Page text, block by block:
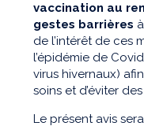
vaccination au
gestes barrières
de l’intérêt de ces
l’épidémie de
virus hivernaux)
soins et d’éviter
Le présent avis